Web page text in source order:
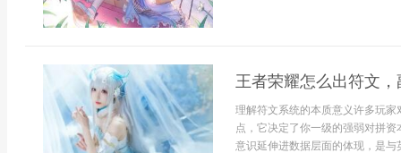
王者荣耀怎么出符文
理解符文系统的本质意义许多玩
点，它决定了你一级的强弱对拼
意识延伸进数据层面的体现，是